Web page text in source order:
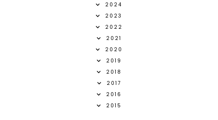
2024
2023
2022
2021
2020
2019
2018
2017
2016
2015